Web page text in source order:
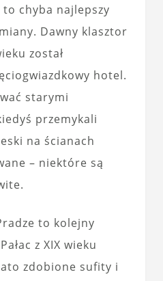
chyba najlepszy
Dawny klasztor
został
hotel.
starymi
przemykali
na ścianach
– niektóre są
to kolejny
z XIX wieku
zdobione sufity i